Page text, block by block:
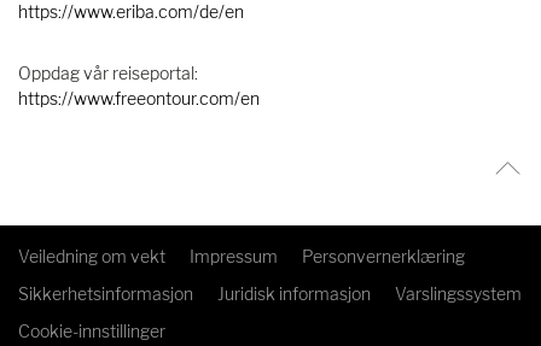
https://www.eriba.com/de/en
Oppdag vår reiseportal:
https://www.freeontour.com/en
Veiledning om vekt Impressum
Personvernerklæring
Sikkerhetsinformasjon
Juridisk informasjon
Varslingssystem
Cookie-innstillinger